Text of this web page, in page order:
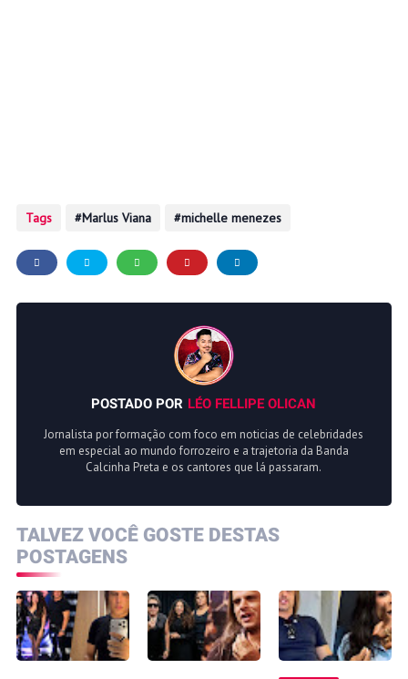
Tags Marlus Viana michelle menezes
POSTADO POR LÉO FELLIPE OLICAN
Jornalista por formação com foco em noticias de celebridades
em especial ao mundo forrozeiro e a trajetoria da Banda
Calcinha Preta e os cantores que lá passaram.
TALVEZ VOCÊ GOSTE DESTAS
POSTAGENS